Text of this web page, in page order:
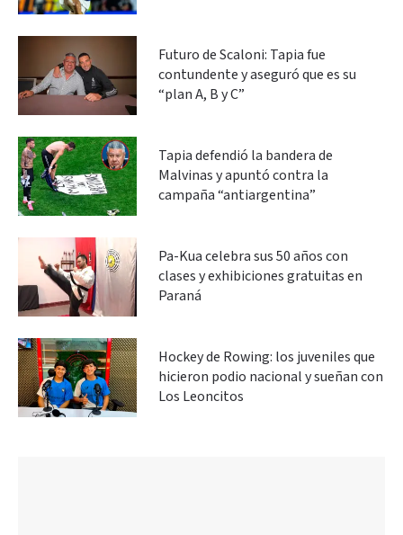
Futuro de Scaloni: Tapia fue
contundente y aseguró que es su
“plan A, B y C”
Tapia defendió la bandera de
Malvinas y apuntó contra la
campaña “antiargentina”
Pa-Kua celebra sus 50 años con
clases y exhibiciones gratuitas en
Paraná
Hockey de Rowing: los juveniles que
hicieron podio nacional y sueñan con
Los Leoncitos